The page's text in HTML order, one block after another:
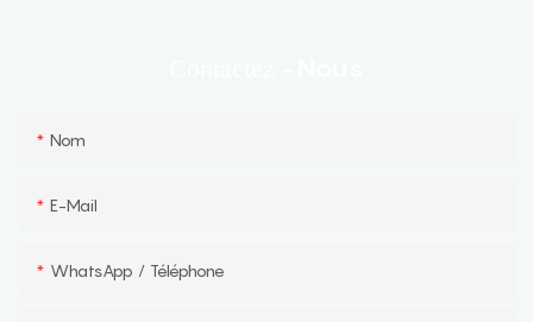
Nom
E-Mail
WhatsApp / Téléphone